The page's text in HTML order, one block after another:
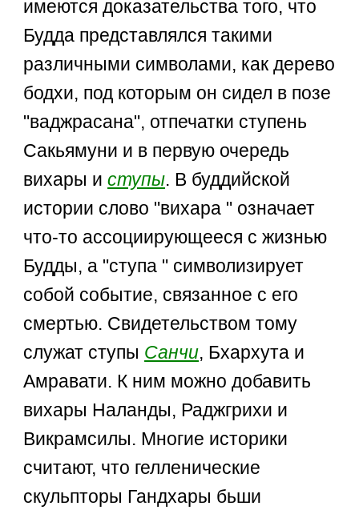
имеются доказательства того, что
Будда представлялся такими
различными символами, как дерево
бодхи, под которым он сидел в позе
"ваджрасана", отпечатки ступень
Сакьямуни и в первую очередь
вихары иступы. В буддийской
истории слово "вихара " означает
что-то ассоциирующееся с жизнью
Будды, а "ступа " символизирует
собой событие, связанное с его
смертью. Свидетельством тому
служат ступы Санчи, Бхархута и
Амравати. К ним можно добавить
вихары Наланды, Раджгрихи и
Викрамсилы. Многие историки
считают, что гелленические
скульпторы Гандхары бьши